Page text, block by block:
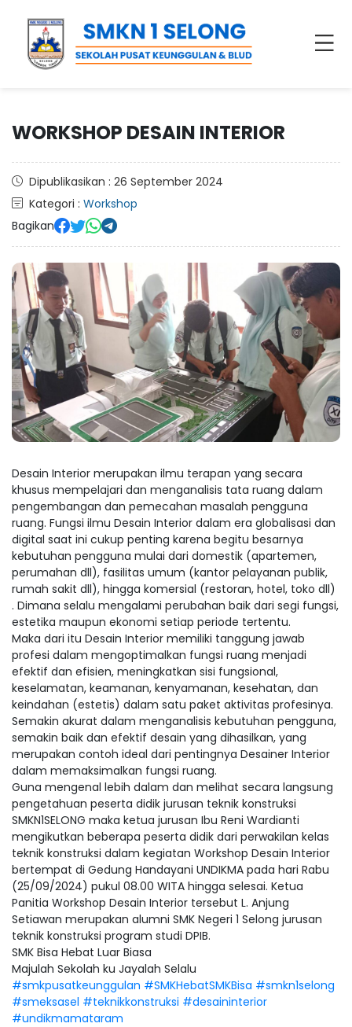
WORKSHOP DESAIN INTERIOR
Dipublikasikan : 26 September 2024
Kategori : Workshop
Bagikan
Desain Interior merupakan ilmu terapan yang secara
khusus mempelajari dan menganalisis tata ruang dalam
pengembangan dan pemecahan masalah pengguna
ruang. Fungsi ilmu Desain Interior dalam era globalisasi dan
digital saat ini cukup penting karena begitu besarnya
kebutuhan pengguna mulai dari domestik (apartemen,
perumahan dll), fasilitas umum (kantor pelayanan publik,
rumah sakit dll), hingga komersial (restoran, hotel, toko dll)
. Dimana selalu mengalami perubahan baik dari segi fungsi,
estetika maupun ekonomi setiap periode tertentu.
Maka dari itu Desain Interior memiliki tanggung jawab
profesi dalam mengoptimalkan fungsi ruang menjadi
efektif dan efisien, meningkatkan sisi fungsional,
keselamatan, keamanan, kenyamanan, kesehatan, dan
keindahan (estetis) dalam satu paket aktivitas profesinya.
Semakin akurat dalam menganalisis kebutuhan pengguna,
semakin baik dan efektif desain yang dihasilkan, yang
merupakan contoh ideal dari pentingnya Desainer Interior
dalam memaksimalkan fungsi ruang.
Guna mengenal lebih dalam dan melihat secara langsung
pengetahuan peserta didik jurusan teknik konstruksi
SMKN1SELONG maka ketua jurusan Ibu Reni Wardianti
mengikutkan beberapa peserta didik dari perwakilan kelas
teknik konstruksi dalam kegiatan Workshop Desain Interior
bertempat di Gedung Handayani UNDIKMA pada hari Rabu
(25/09/2024) pukul 08.00 WITA hingga selesai. Ketua
Panitia Workshop Desain Interior tersebut L. Anjung
Setiawan merupakan alumni SMK Negeri 1 Selong jurusan
teknik konstruksi program studi DPIB.
SMK Bisa Hebat Luar Biasa
Majulah Sekolah ku Jayalah Selalu
#smkpusatkeunggulan #SMKHebatSMKBisa #smkn1selong
#smeksasel #teknikkonstruksi #desaininterior
#undikmamataram